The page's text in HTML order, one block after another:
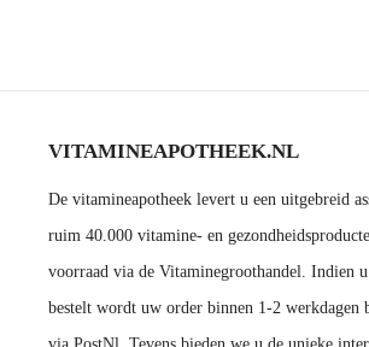
VITAMINEAPOTHEEK.NL
De vitamineapotheek levert u een uitgebreid
ruim 40.000 vitamine- en
voorraad via de Vitaminegroothandel. Indien
bestelt wordt uw order binnen 1-2 werkdagen